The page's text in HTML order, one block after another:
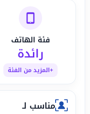
فئة الهاتف
رائدة
+المزيد من الفئة
مناسب لـ